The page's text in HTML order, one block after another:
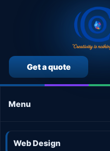
Get a quote
Menu
Web Design
CALCULEAZĂ SINGUR
Calculator preț Marketing online